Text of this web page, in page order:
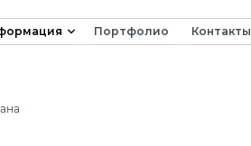
Портфолио Контакты